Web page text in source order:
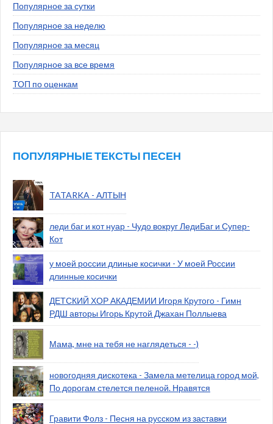
Популярное за сутки
Популярное за неделю
Популярное за месяц
Популярное за все время
ТОП по оценкам
ПОПУЛЯРНЫЕ ТЕКСТЫ ПЕСЕН
TATARKA - АЛТЫН
леди баг и кот нуар - Чудо вокруг ЛедиБаг и Супер-
Кот
у моей россии длиные косички - У моей России
длинные косички
ДЕТСКИЙ ХОР АКАДЕМИИ Игоря Крутого - Гимн
РДШ авторы Игорь Крутой Джахан Поллыева
Мама, мне на тебя не наглядеться - -)
новогодняя дискотека - Замела метелица город мой,
По дорогам стелется пеленой. Нравятся
Гравити Фолз - Песня на русском из заставки